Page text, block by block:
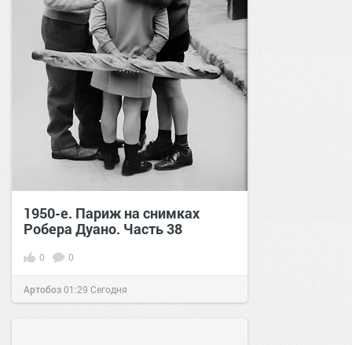
1950-е. Париж на снимках
Робера Дуано. Часть 38
0 0
Артобоз01:29 Сегодня